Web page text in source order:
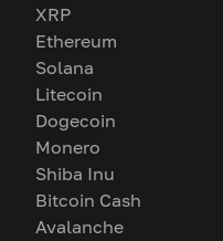
XRP
Ethereum
Solana
Litecoin
Dogecoin
Monero
Shiba Inu
Bitcoin Cash
Avalanche